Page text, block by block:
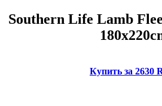
Southern Life Lamb
Купить за 2630